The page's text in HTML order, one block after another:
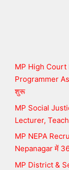
MP High
Programmer
शुरू
MP Social
Lecturer,
MP NEPA
Nepanagar में 36
MP District &